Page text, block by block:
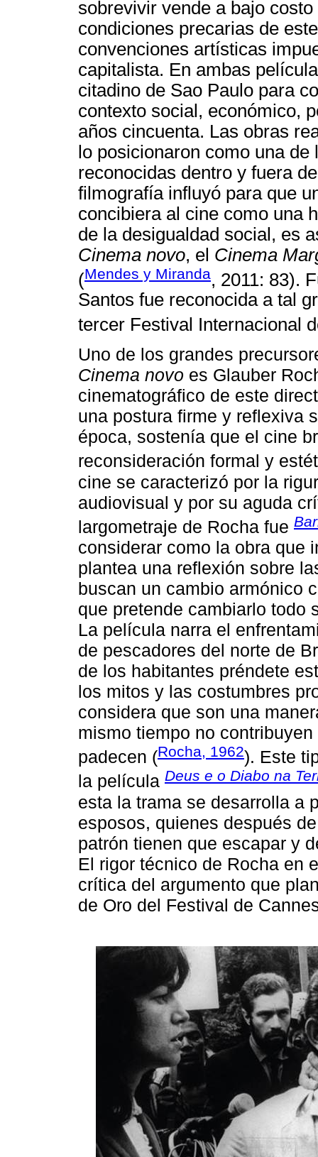
sobrevivir vende a bajo
condiciones precarias de
convenciones artísticas
capitalista. En ambas
citadino de Sao Paulo para
contexto social, económico,
años cincuenta. Las obras
lo posicionaron como una
reconocidas dentro y fuera
filmografía influyó para que
concibiera al cine como una
de la desigualdad social, es
Cinema novo, el Cinema
(Mendes y Miranda, 2011: 83).
Santos fue reconocida a tal
tercer Festival Internacional
Uno de los grandes
Cinema novo es Glauber
cinematográfico de este
una postura firme y reflexiva
época, sostenía que el cine
reconsideración formal y
cine se caracterizó por la
audiovisual y por su aguda
largometraje de Rocha fue
considerar como la obra que
plantea una reflexión sobre
buscan un cambio armónico
que pretende cambiarlo todo
La película narra el
de pescadores del norte de
de los habitantes préndete
los mitos y las costumbres
considera que son una
mismo tiempo no
padecen (Rocha, 1962). Este
la película Deus e o Diabo na
esta la trama se desarrolla a
esposos, quienes después
patrón tienen que escapar y
El rigor técnico de Rocha en
crítica del argumento que
de Oro del Festival de